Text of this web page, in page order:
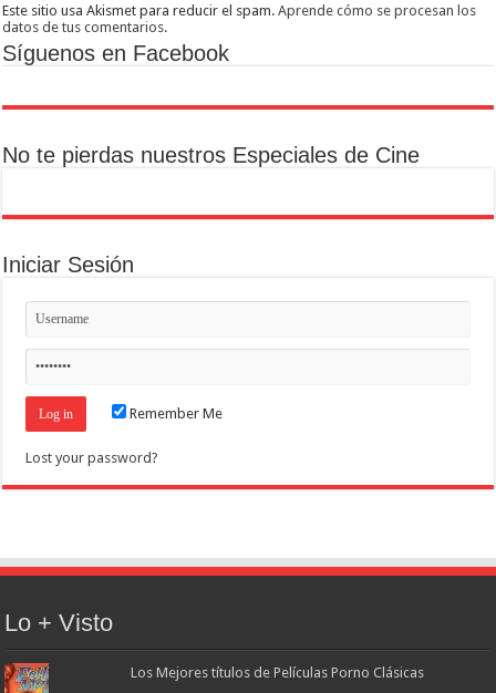
Este sitio usa Akismet para reducir el spam.Aprende cómo se procesan los
datos de tus comentarios.
Síguenos en Facebook
No te pierdas nuestros Especiales de Cine
Iniciar Sesión
Remember Me
Lost your password?
Lo + Visto
Los Mejores títulos de Películas Porno Clásicas